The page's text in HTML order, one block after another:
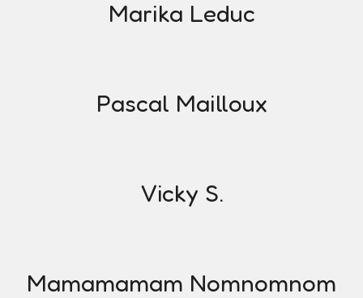
Marika Leduc
Pascal Mailloux
Vicky S.
Mamamamam Nomnomnom